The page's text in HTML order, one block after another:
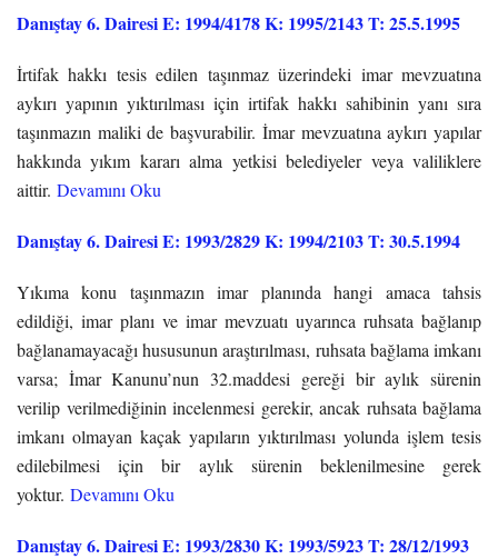
Danıştay 6. Dairesi E: 1994/4178 K: 1995/2143 T: 25.5.1995
İrtifak hakkı tesis edilen taşınmaz üzerindeki imar mevzuatına
aykırı yapının yıktırılması için irtifak hakkı sahibinin yanı sıra
taşınmazın maliki de başvurabilir. İmar mevzuatına aykırı yapılar
hakkında yıkım kararı alma yetkisi belediyeler veya valiliklere
aittir. Devamını Oku
Danıştay 6. Dairesi E: 1993/2829 K: 1994/2103 T: 30.5.1994
Yıkıma konu taşınmazın imar planında hangi amaca tahsis
edildiği, imar planı ve imar mevzuatı uyarınca ruhsata bağlanıp
bağlanamayacağı hususunun araştırılması, ruhsata bağlama imkanı
varsa; İmar Kanunu’nun 32.maddesi gereği bir aylık sürenin
verilip verilmediğinin incelenmesi gerekir, ancak ruhsata bağlama
imkanı olmayan kaçak yapıların yıktırılması yolunda işlem tesis
edilebilmesi için bir aylık sürenin beklenilmesine gerek
yoktur. Devamını Oku
Danıştay 6. Dairesi E: 1993/2830 K: 1993/5923 T: 28/12/1993